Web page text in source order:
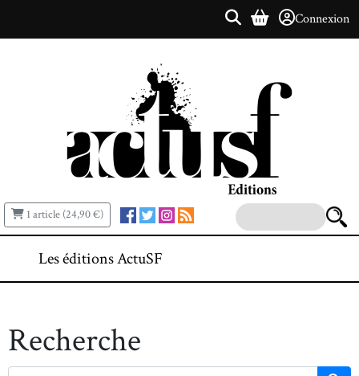
Connexion
1 article (24,90 €)
Les éditions ActuSF
Recherche